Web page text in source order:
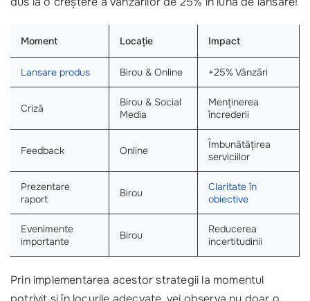
Moment Locație Impact
Lansare produs Birou & Online +25% Vânzări
Criză
Birou & Social
Media
Menținerea
încrederii
Feedback Online
Îmbunătățirea
serviciilor
Prezentare
raport
Birou
Claritate în
obiective
Evenimente
importante
Birou
Reducerea
incertitudinii
Prin implementarea acestor strategii la momentul